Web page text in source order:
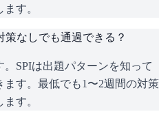
す。
策なしでも通過できる？
SPIは出題パターンを知って
す。最低でも1〜2週間の対策
す。